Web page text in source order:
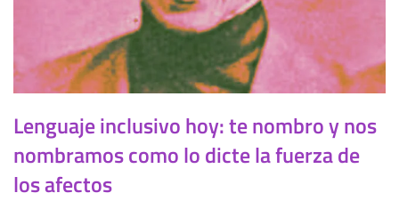
Lenguaje inclusivo hoy: te nombro y nos
nombramos como lo dicte la fuerza de
los afectos